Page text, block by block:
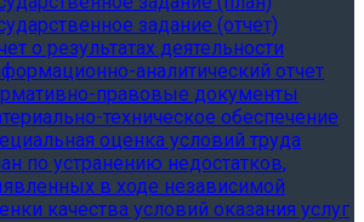
задание (отчет)
о результатах деятельности
аналитический отчет
правовые документы
техническое обеспечение
оценка условий труда
по устранению недостатков,
в ходе независимой
качества условий оказания услуг